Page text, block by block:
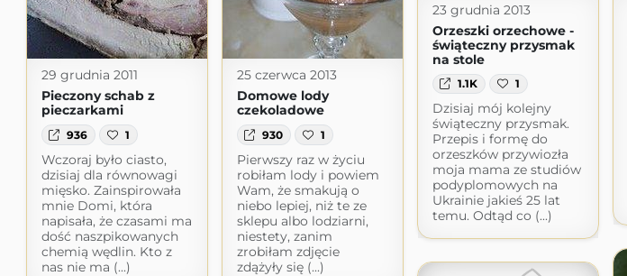
23 grudnia 2013
Orzeszki orzechowe -
świąteczny przysmak
na stole
1.1K 1
Dzisiaj mój kolejny
świąteczny przysmak.
Przepis i formę do
orzeszków przywiozła
moja mama ze studiów
podyplomowych na
Ukrainie jakieś 25 lat
temu. Odtąd co (...)
29 grudnia 2011
Pieczony schab z
pieczarkami
936 1
Wczoraj było ciasto,
dzisiaj dla równowagi
mięsko. Zainspirowała
mnie Domi, która
napisała, że czasami ma
dość naszpikowanych
chemią wędlin. Kto z
nas nie ma (...)
25 czerwca 2013
Domowe lody
czekoladowe
930 1
Pierwszy raz w życiu
robiłam lody i powiem
Wam, że smakują o
niebo lepiej, niż te ze
sklepu albo lodziarni,
niestety, zanim
zrobiłam zdjęcie
zdążyły się (...)